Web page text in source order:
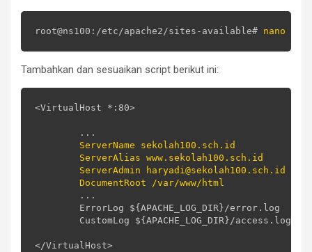
root@ns100:/etc/apache2/sites-available#
Tambahkan dan sesuaikan script berikut ini:
<VirtualHost *:80>
        ...
ServerName sekolah100.sch.id
        ServerAlias www.sekolah100.sch.id
        ServerAdmin haryadi@sekolah100.sch.id
        DocumentRoot /var/www/html
        ...
        ErrorLog ${APACHE_LOG_DIR}/error.log
CustomLog ${APACHE_LOG_DIR}/access.log